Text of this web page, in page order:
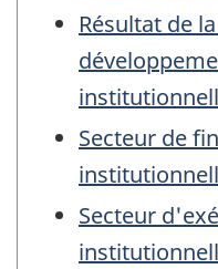
Résultat de
Secteur de
Secteur